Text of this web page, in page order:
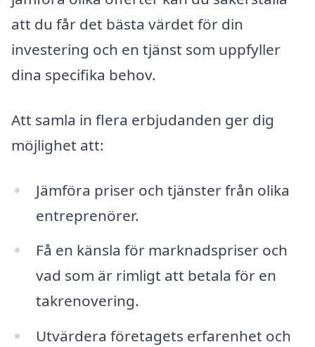
att du får det bästa värdet för din
investering och en tjänst som uppfyller
dina specifika behov.
Att samla in flera erbjudanden ger dig
möjlighet att:
Jämföra priser och tjänster från olika
entreprenörer.
Få en känsla för marknadspriser och
vad som är rimligt att betala för en
takrenovering.
Utvärdera företagets erfarenhet och